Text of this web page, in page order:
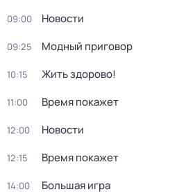
09:00 Новости
09:25 Модный приговор
10:15 Жить здорово!
11:00 Время покажет
12:00 Новости
12:15 Время покажет
14:00 Большая игра